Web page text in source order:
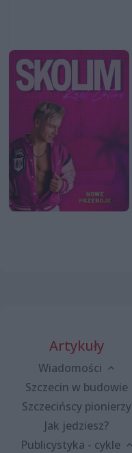
Artykuły
Wiadomości
Szczecin w budowie
Szczecińscy pionierzy
Jak jedziesz?
Publicystyka - cykle